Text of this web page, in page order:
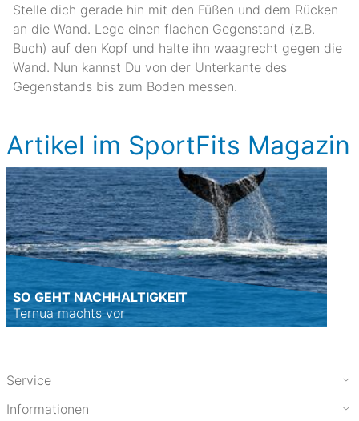
Stelle dich gerade hin mit den Füßen und dem Rücken
an die Wand. Lege einen flachen Gegenstand (z.B.
Buch) auf den Kopf und halte ihn waagrecht gegen die
Wand. Nun kannst Du von der Unterkante des
Gegenstands bis zum Boden messen.
Artikel im SportFits Magazin
SO GEHT NACHHALTIGKEIT
Ternua machts vor
Service
Informationen